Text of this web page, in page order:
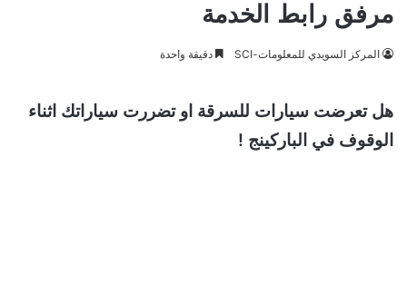
مرفق رابط الخدمة
المركز السويدي للمعلومات-SCI دقيقة واحدة
هل تعرضت سيارات للسرقة او تضررت سياراتك اثناء
الوقوف في الباركينج !